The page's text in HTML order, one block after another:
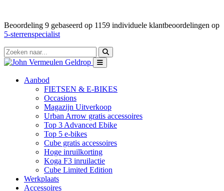
Beoordeling 9 gebaseerd op 1159 individuele klantbeoordelingen op
5-sterrenspecialist
Aanbod
FIETSEN & E-BIKES
Occasions
Magazijn Uitverkoop
Urban Arrow gratis accessoires
Top 3 Advanced Ebike
Top 5 e-bikes
Cube gratis accessoires
Hoge inruilkorting
Koga F3 inruilactie
Cube Limited Edition
Werkplaats
Accessoires